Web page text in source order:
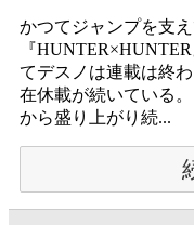
かつてジャンプを支
『
てデスノは連載は終
在休載が続いている
から盛り上がり続...